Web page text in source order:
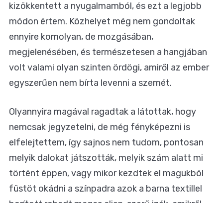
kizökkentett a nyugalmamból, és ezt a legjobb
módon értem. Közhelyet még nem gondoltak
ennyire komolyan, de mozgásában,
megjelenésében, és természetesen a hangjában
volt valami olyan szinten ördögi, amiről az ember
egyszerűen nem bírta levenni a szemét.
Olyannyira magával ragadtak a látottak, hogy
nemcsak jegyzetelni, de még fényképezni is
elfelejtettem, így sajnos nem tudom, pontosan
melyik dalokat játszották, melyik szám alatt mi
történt éppen, vagy mikor kezdtek el magukból
füstöt okádni a színpadra azok a barna textillel